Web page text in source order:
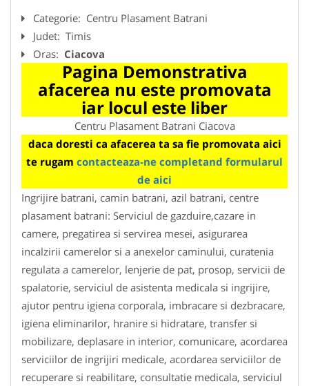
Categorie: Centru Plasament Batrani
Judet: Timis
Oras: Ciacova
Pagina Demonstrativa
afacerea nu este promovata
iar locul este liber
Centru Plasament Batrani Ciacova
daca doresti ca afacerea ta sa fie promovata aici
te rugam contacteaza-ne completand formularul
de aici
Ingrijire batrani, camin batrani, azil batrani, centre
plasament batrani: Serviciul de gazduire,cazare in
camere, pregatirea si servirea mesei, asigurarea
incalzirii camerelor si a anexelor caminului, curatenia
regulata a camerelor, lenjerie de pat, prosop, servicii de
spalatorie, serviciul de asistenta medicala si ingrijire,
ajutor pentru igiena corporala, imbracare si dezbracare,
igiena eliminarilor, hranire si hidratare, transfer si
mobilizare, deplasare in interior, comunicare, acordarea
serviciilor de ingrijiri medicale, acordarea serviciilor de
recuperare si reabilitare, consultatie medicala, serviciul